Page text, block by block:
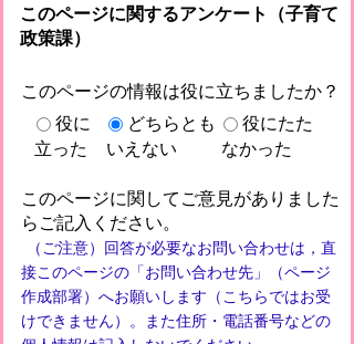
このページに関するアンケート（子育て
政策課）
このページの情報は役に立ちましたか？
役に
立った
どちらとも
いえない
役にたた
なかった
このページに関してご意見がありました
らご記入ください。
（ご注意）回答が必要なお問い合わせは，直
接このページの「お問い合わせ先」（ページ
作成部署）へお願いします（こちらではお受
けできません）。また住所・電話番号などの